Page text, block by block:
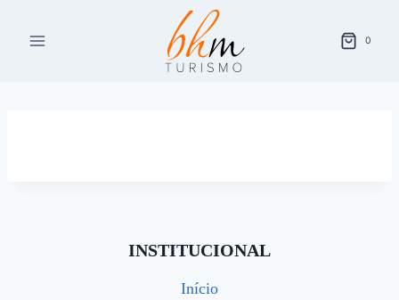
para
0
INSTITUCIONAL
Início